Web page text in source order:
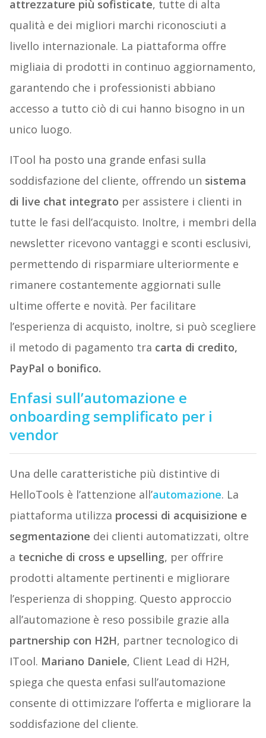
attrezzature più sofisticate, tutte di alta
qualità e dei migliori marchi riconosciuti a
livello internazionale. La piattaforma offre
migliaia di prodotti in continuo aggiornamento,
garantendo che i professionisti abbiano
accesso a tutto ciò di cui hanno bisogno in un
unico luogo.
ITool ha posto una grande enfasi sulla
soddisfazione del cliente, offrendo un sistema
di live chat integrato per assistere i clienti in
tutte le fasi dell’acquisto. Inoltre, i membri della
newsletter ricevono vantaggi e sconti esclusivi,
permettendo di risparmiare ulteriormente e
rimanere costantemente aggiornati sulle
ultime offerte e novità. Per facilitare
l’esperienza di acquisto, inoltre, si può scegliere
il metodo di pagamento tra carta di credito,
PayPal o bonifico.
Enfasi sull’automazione e
onboarding semplificato per i
vendor
Una delle caratteristiche più distintive di
HelloTools è l’attenzione all’automazione. La
piattaforma utilizza processi di acquisizione e
segmentazione dei clienti automatizzati, oltre
a tecniche di cross e upselling, per offrire
prodotti altamente pertinenti e migliorare
l’esperienza di shopping. Questo approccio
all’automazione è reso possibile grazie alla
partnership con H2H, partner tecnologico di
ITool. Mariano Daniele, Client Lead di H2H,
spiega che questa enfasi sull’automazione
consente di ottimizzare l’offerta e migliorare la
soddisfazione del cliente.